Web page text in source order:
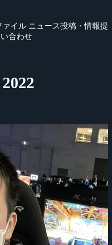
ァイル ニュース投稿・情報提
合わせ